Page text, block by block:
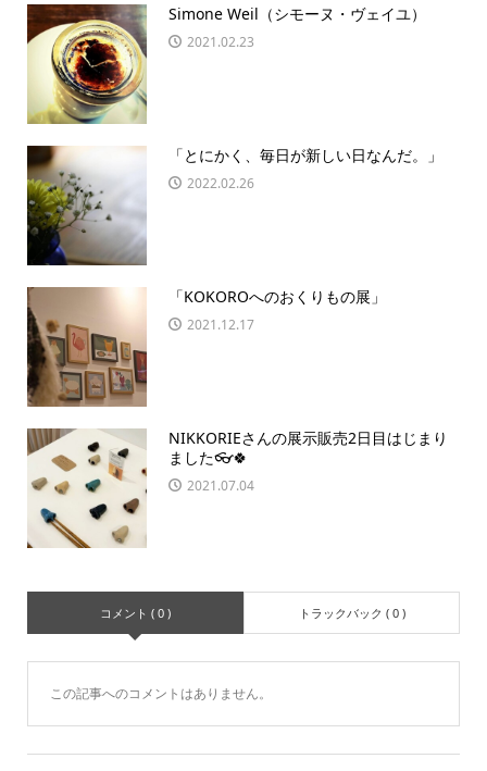
Simone Weil（シモーヌ・ヴェイユ）
2021.02.23
「とにかく、毎日が新しい日なんだ。」
2022.02.26
「KOKOROへのおくりもの展」
2021.12.17
NIKKORIEさんの展示販売2日目はじまり
ました👓🍀
2021.07.04
コメント ( 0 ) トラックバック ( 0 )
この記事へのコメントはありません。